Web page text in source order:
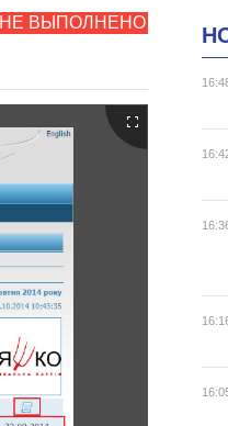
НЕ ВЫПОЛНЕНО